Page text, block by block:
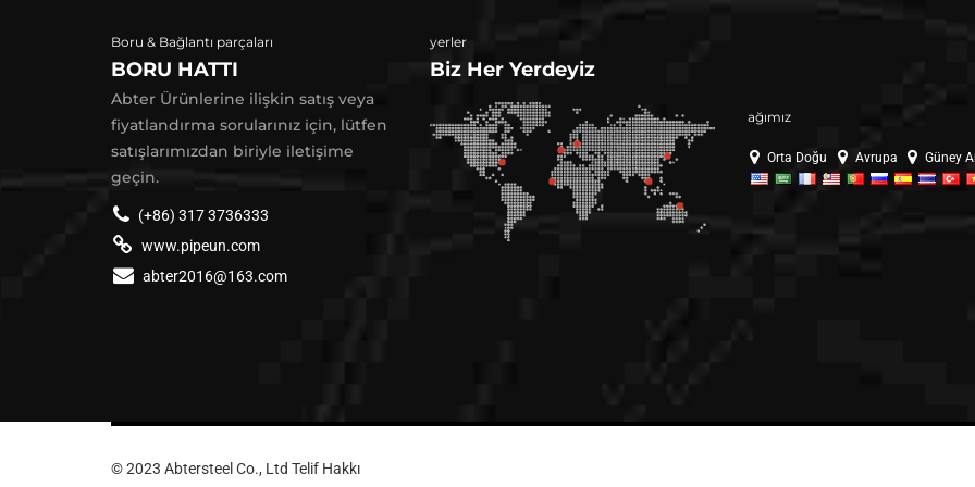
Boru & Bağlantı parçaları
BORU HATTI
Abter Ürünlerine ilişkin satış veya
fiyatlandırma sorularınız için, lütfen
satışlarımızdan biriyle iletişime
geçin.
(+86) 317 3736333
www.pipeun.com
abter2016@163.com
yerler
Biz Her Yerdeyiz
ağımız
Orta Doğu Avrupa Güney
© 2023 Abtersteel Co., Ltd Telif Hakkı